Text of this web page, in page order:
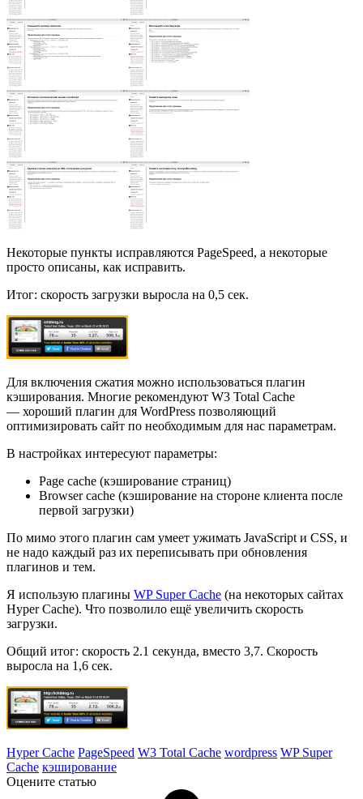
Некоторые пункты исправляются PageSpeed, а некоторые
просто описаны, как исправить.
Итог: скорость загрузки выросла на 0,5 сек.
Для включения сжатия можно использоваться плагин
кэширования. Многие рекомендуют W3 Total Cache
— хороший плагин для WordPress позволяющий
оптимизировать сайт по необходимым для нас параметрам.
В настройках интересуют параметры:
Page cache (кэширование страниц)
Browser cache (кэширование на стороне клиента после
первой загрузки)
По мимо этого плагин сам умеет ужимать JavaScript и CSS, и
не надо каждый раз их переписывать при обновления
плагинов и тем.
Я использую плагины WP Super Cache (на некоторых сайтах
Hyper Cache). Что позволило ещё увеличить скорость
загрузки.
Общий итог: скорость 2.1 секунда, вместо 3,7. Скорость
выросла на 1,6 сек.
Hyper Cache PageSpeed W3 Total Cache wordpress WP Super
Cache кэширование
Оцените статью